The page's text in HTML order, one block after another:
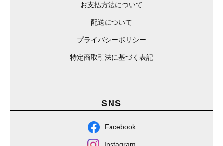
お支払方法について
配送について
プライバシーポリシー
特定商取引法に基づく表記
SNS
Facebook
Instagram